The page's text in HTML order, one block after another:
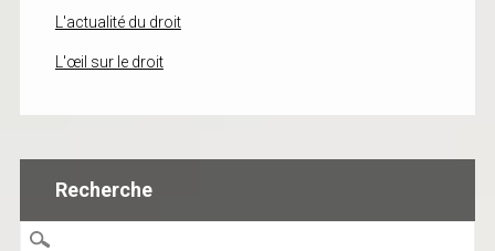
L'actualité du droit
L'œil sur le droit
Recherche